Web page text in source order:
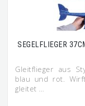
SEGELFLIEGER
Gleitflieger aus
blau und rot.
gleitet …